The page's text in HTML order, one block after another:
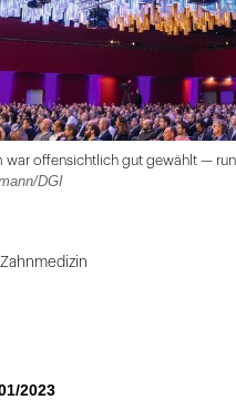
war offensichtlich gut gewählt —
DGI
2023